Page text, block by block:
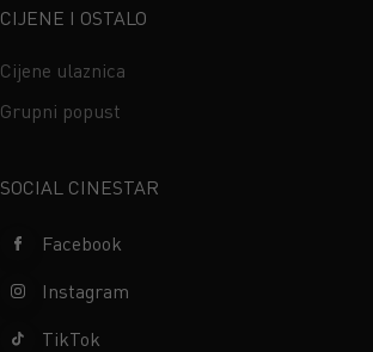
CIJENE I OSTALO
Cijene ulaznica
Grupni popust
SOCIAL CINESTAR
Facebook
Instagram
TikTok